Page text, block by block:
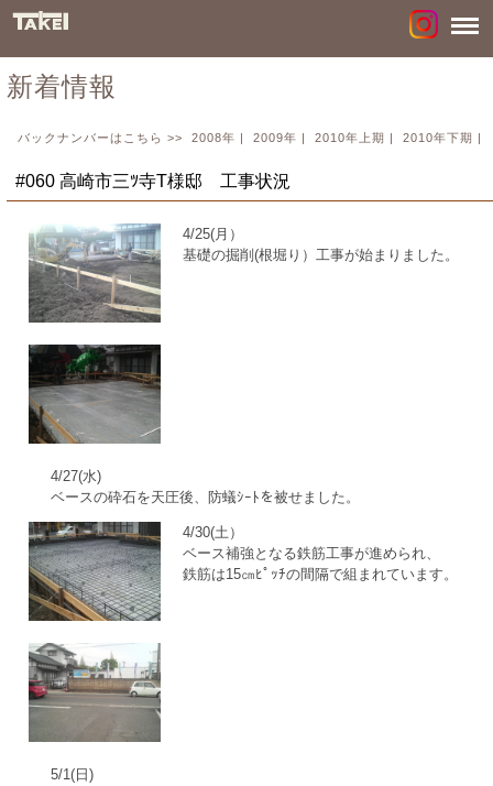
新着情報
バックナンバーはこちら >> 2008年 | 2009年 | 2010年上期 | 2010年下期 |
#060 高崎市三ﾂ寺T様邸 工事状況
4/25(月）
基礎の掘削(根堀り）工事が始まりました。
4/27(水)
ベースの砕石を天圧後、防蟻ｼｰﾄを被せました。
4/30(土）
ベース補強となる鉄筋工事が進められ、
鉄筋は15㎝ﾋﾟｯﾁの間隔で組まれています。
5/1(日)